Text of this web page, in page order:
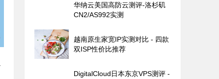
华纳云美国高防云测评-洛杉矶
CN2/AS992实测
越南原生家宽IP实测对比 - 四款
双ISP性价比推荐
DigitalCloud日本东京VPS测评 -